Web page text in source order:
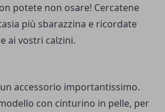
potete non osare! Cercatene
più sbarazzina e ricordate
ai vostri calzini.
accessorio importantissimo.
con cinturino in pelle, per